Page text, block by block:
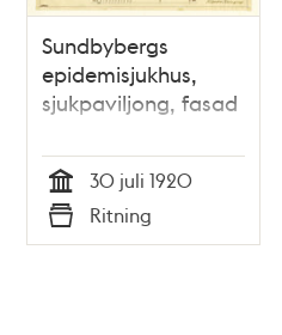
Sundbybergs
epidemisjukhus,
sjukpaviljong, fasad
Tid
30 juli 1920
Typ
Ritning